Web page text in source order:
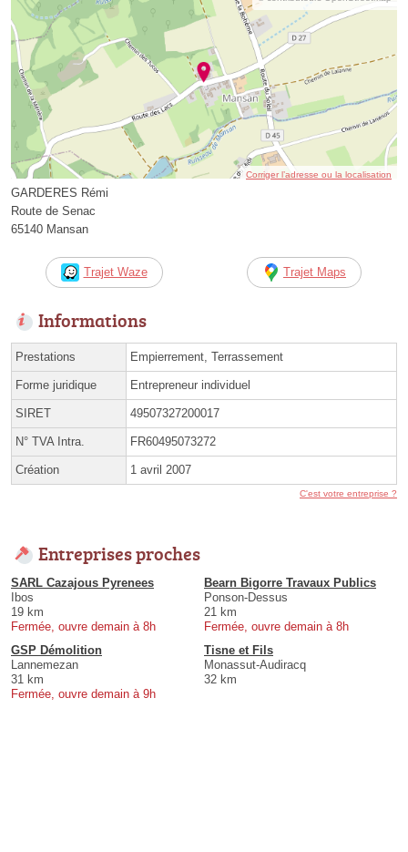
Corriger l’adresse ou la localisation
GARDERES Rémi
Route de Senac
65140 Mansan
Trajet Waze Trajet Maps
Informations
Prestations Empierrement, Terrassement
Forme juridique Entrepreneur individuel
SIRET 49507327200017
N° TVA Intra. FR60495073272
Création 1 avril 2007
C'est votre entreprise ?
Entreprises proches
SARL Cazajous Pyrenees
Ibos
19 km
Fermée, ouvre demain à 8h
Bearn Bigorre Travaux Publics
Ponson-Dessus
21 km
Fermée, ouvre demain à 8h
GSP Démolition
Lannemezan
31 km
Fermée, ouvre demain à 9h
Tisne et Fils
Monassut-Audiracq
32 km